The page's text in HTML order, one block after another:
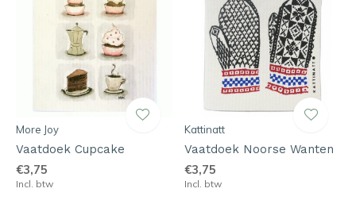
More Joy
Vaatdoek Cupcake
€3,75
Incl. btw
Kattinatt
Vaatdoek Noorse Wanten
€3,75
Incl. btw